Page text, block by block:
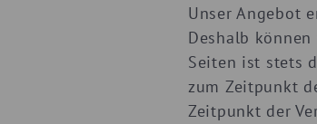
Unser Angebot
Deshalb
Seiten ist stets
zum Zeitpunkt
Zeitpunkt der